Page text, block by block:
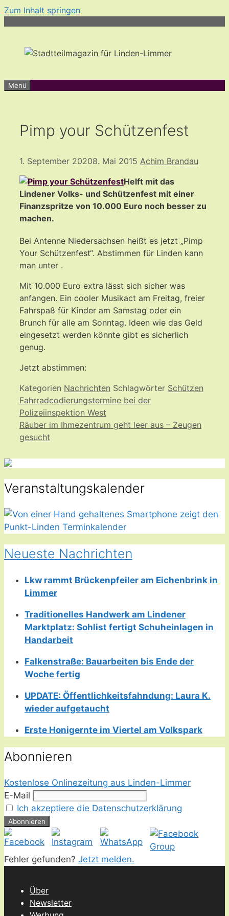
Zum Inhalt springen
Menü
Pimp your Schützenfest
1. September 20208. Mai 2015 Achim Brandau
Helft mit das
Lindener Volks- und Schützenfest mit einer
Finanzspritze von 10.000 Euro noch besser zu
machen.
Bei Antenne Niedersachsen heißt es jetzt „Pimp
Your Schützenfest“. Abstimmen für Linden kann
man unter .
Mit 10.000 Euro extra lässt sich sicher was
anfangen. Ein cooler Musikact am Freitag, freier
Fahrspaß für Kinder am Samstag oder ein
Brunch für alle am Sonntag. Ideen wie das Geld
eingesetzt werden könnte gibt es sicherlich
genug.
Jetzt abstimmen:
Kategorien Nachrichten Schlagwörter Schützen
Fahrradcodierungstermine bei der
Polizeiinspektion West
Räuber im Ihmezentrum geht leer aus – Zeugen
gesucht
Veranstaltungskalender
Neueste Nachrichten
Lkw rammt Brückenpfeiler am Eichenbrink in
Limmer
Traditionelles Handwerk am Lindener
Marktplatz: Sohlist fertigt Schuheinlagen in
Handarbeit
Falkenstraße: Bauarbeiten bis Ende der
Woche fertig
UPDATE: Öffentlichkeitsfahndung: Laura K.
wieder aufgetaucht
Erste Honigernte im Viertel am Volkspark
Abonnieren
Kostenlose Onlinezeitung aus Linden-Limmer
E-Mail
Ich akzeptiere die Datenschutzerklärung
Fehler gefunden? Jetzt melden.
Über
Newsletter